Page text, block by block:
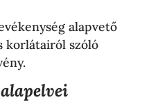
alapvető
korlátairól szóló